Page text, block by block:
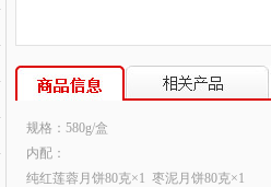
规格：580g/盒
内配：
纯红莲蓉月饼80克×1 枣泥月饼80克×1